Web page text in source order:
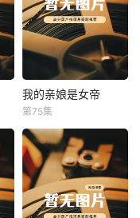
我的亲娘是女帝
我的亲娘是女帝
第75集